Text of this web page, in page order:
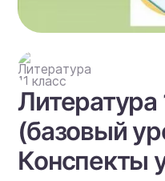
Литература
(базовый
Конспекты